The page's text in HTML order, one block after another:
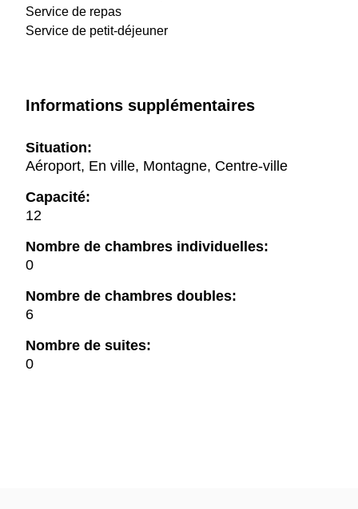
Service de repas
Service de petit-déjeuner
Informations supplémentaires
Situation:
Aéroport, En ville, Montagne, Centre-ville
Capacité:
12
Nombre de chambres individuelles:
0
Nombre de chambres doubles:
6
Nombre de suites:
0